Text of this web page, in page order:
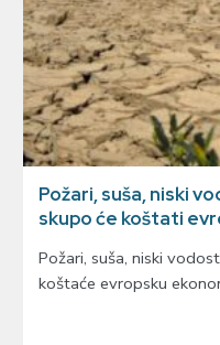
Požari, suša, niski
skupo će koštati
Požari, suša, niski
koštaće evropsku